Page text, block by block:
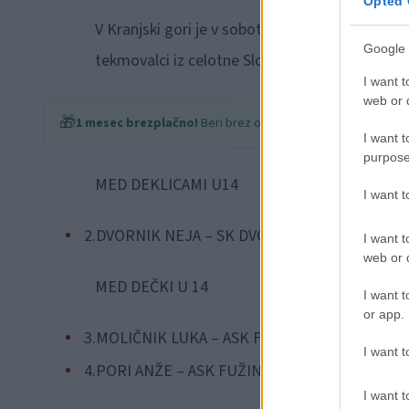
Google
I want
web or
I want
I want
I want
web or
I want
or app.
I want
I want
V Kranjski gori je v soboto 1.3.2014 potekal
tekmovalci iz celotne Slovenije so koroški
🎁1 mesec brezplačno! Beri brez oglasov
MED DEKLICAMI U14
2.DVORNIK NEJA – SK DVORNIK
MED DEČKI U 14
3.MOLIČNIK LUKA – ASK FUŽINAR
4.PORI ANŽE – ASK FUŽINAR